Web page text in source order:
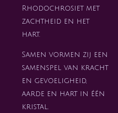
Rhodochrosiet met
zachtheid en het
hart.
Samen vormen zij een
samenspel van kracht
en gevoeligheid,
aarde en hart in één
kristal.